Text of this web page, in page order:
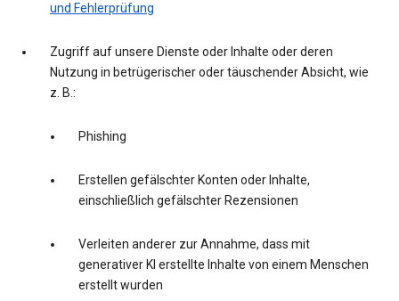
und Fehlerprüfung
Zugriff auf unsere Dienste oder Inhalte oder deren
Nutzung in betrügerischer oder täuschender Absicht, wie
z. B.:
Phishing
Erstellen gefälschter Konten oder Inhalte,
einschließlich gefälschter Rezensionen
Verleiten anderer zur Annahme, dass mit
generativer KI erstellte Inhalte von einem Menschen
erstellt wurden